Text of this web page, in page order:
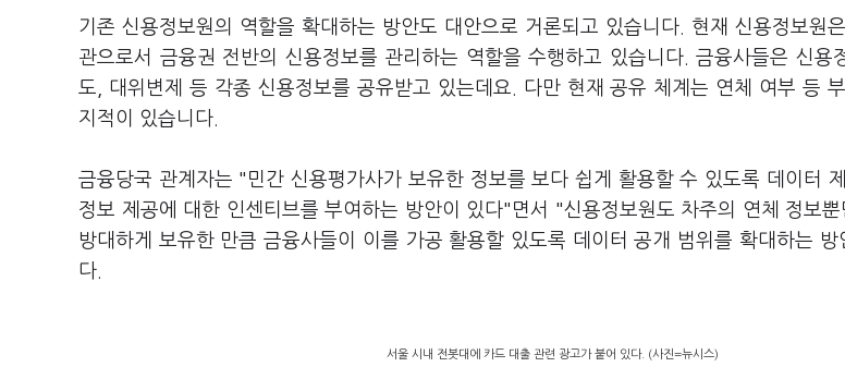
기존 신용정보원의 역할을 확대하는 방안도 대안으로 거론되고 있습니다. 현재 신용정보원
관으로서 금융권 전반의 신용정보를 관리하는 역할을 수행하고 있습니다. 금융사들은 신용
도, 대위변제 등 각종 신용정보를 공유받고 있는데요. 다만 현재 공유 체계는 연체 여부 등
지적이 있습니다.
금융당국 관계자는 "민간 신용평가사가 보유한 정보를 보다 쉽게 활용할 수 있도록 데이터
정보 제공에 대한 인센티브를 부여하는 방안이 있다"면서 "신용정보원도 차주의 연체 정보
방대하게 보유한 만큼 금융사들이 이를 가공 활용할 있도록 데이터 공개 범위를 확대하는 방
다.
서울 시내 전봇대에 카드 대출 관련 광고가 붙어 있다. (사진=뉴시스)